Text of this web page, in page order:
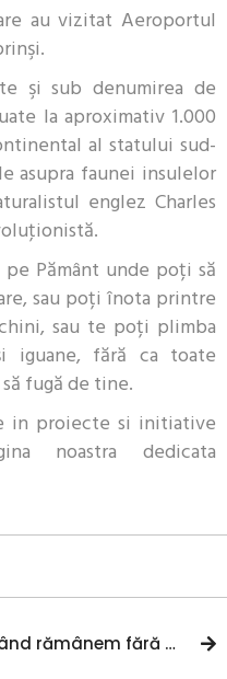
au vizitat Aeroportul
şi sub denumirea de
la aproximativ 1.000
al statului sud-
asupra faunei insulelor
englez Charles
Pământ unde poți să
sau poți înota printre
sau te poți plimba
iguane, fără ca toate
fugă de tine.
in proiecte si initiative
noastra dedicata
Când rămânem fără gheţari pe Everest?